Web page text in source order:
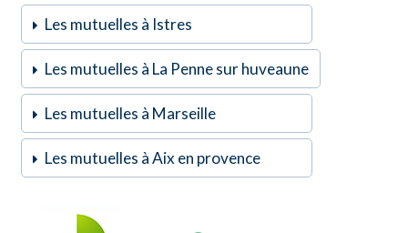
Les mutuelles à Istres
Les mutuelles à La Penne sur huveaune
Les mutuelles à Marseille
Les mutuelles à Aix en provence